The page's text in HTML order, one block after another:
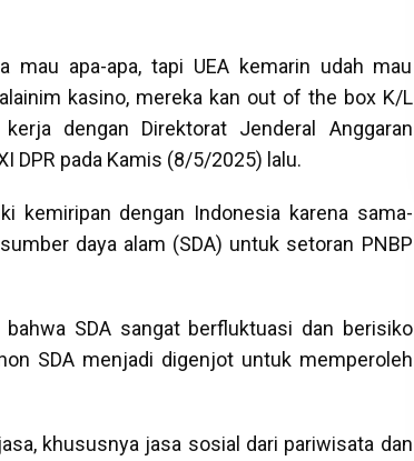
mau apa-apa, tapi UEA kemarin udah mau
kasino, mereka kan out of the box K/L
dengan Direktorat Jenderal Anggaran
DPR pada Kamis (8/5/2025) lalu.
kemiripan dengan Indonesia karena sama-
daya alam (SDA) untuk setoran PNBP
SDA sangat berfluktuasi dan berisiko
SDA menjadi digenjot untuk memperoleh
khususnya jasa sosial dari pariwisata dan